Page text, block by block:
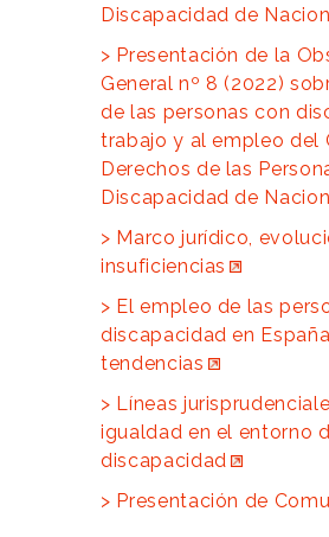
Discapacidad de
Presentación de la
General nº 8 (2022)
de las personas con
trabajo y al empleo del
Derechos de las
Discapacidad de
Marco jurídico,
insuficiencias
El empleo de las
discapacidad en
tendencias
Líneas
igualdad en el entorno
discapacidad
Presentación de